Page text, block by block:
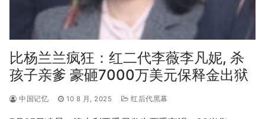
比杨兰兰疯狂：红二代李薇李凡妮, 杀
孩子亲爹 豪砸7000万美元保释金出狱
中国记忆 10 8 月, 2025 红后代黑幕